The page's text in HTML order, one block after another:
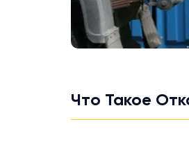
Что Такое